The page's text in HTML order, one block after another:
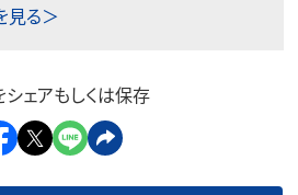
見る＞
ェアもしくは保存